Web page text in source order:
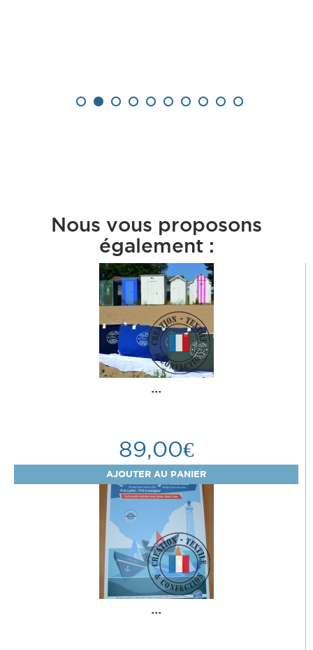
Nous vous proposons
également :
...
89,00€
...